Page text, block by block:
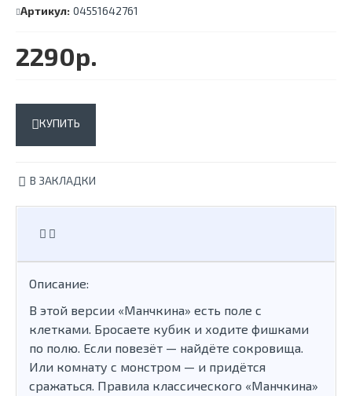
Артикул: 04551642761
2290р.
КУПИТЬ
В ЗАКЛАДКИ
Описание:
В этой версии «Манчкина» есть поле с
клетками. Бросаете кубик и ходите фишками
по полю. Если повезёт — найдёте сокровища.
Или комнату с монстром — и придётся
сражаться. Правила классического «Манчкина»